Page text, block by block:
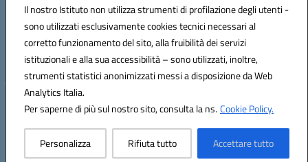
Il nostro Istituto non utilizza strumenti di profilazione degli utenti -
sono utilizzati esclusivamente cookies tecnici necessari al
corretto funzionamento del sito, alla fruibilità dei servizi
istituzionali e alla sua accessibilità – sono utilizzati, inoltre,
strumenti statistici anonimizzati messi a disposizione da Web
Analytics Italia.
Per saperne di più sul nostro sito, consulta la ns.Cookie Policy.
Personalizza Rifiuta tutto Accettare tutto
Codice fiscale: 80003280718
Codice meccanografico:FGIS00800V
Codice Indice delle Pubbliche Amministrazioni (IPA): istsc_fgis00800v
Codice unico di fatturazione (CUF): SOLVP8
Hosting & Powered by 3D Solution S.r.l.
Concept & Design by Designers Italia